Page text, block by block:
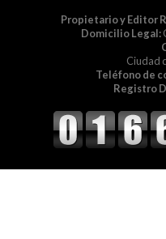
Propietario y Editor
Domicilio Legal:
Ciudad
Teléfono de
Registro